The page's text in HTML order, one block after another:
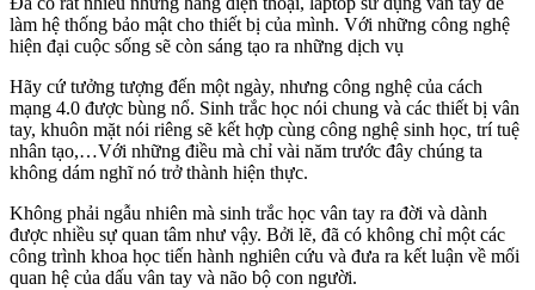
làm hệ thống bảo mật cho thiết bị của mình. Với những công nghệ
hiện đại cuộc sống sẽ còn sáng tạo ra những dịch vụ
Hãy cứ tưởng tượng đến một ngày, nhưng công nghệ của cách
mạng 4.0 được bùng nổ. Sinh trắc học nói chung và các thiết bị vân
tay, khuôn mặt nói riêng sẽ kết hợp cùng công nghệ sinh học, trí tuệ
nhân tạo,…Với những điều mà chỉ vài năm trước đây chúng ta
không dám nghĩ nó trở thành hiện thực.
Không phải ngẫu nhiên mà sinh trắc học vân tay ra đời và dành
được nhiều sự quan tâm như vậy. Bởi lẽ, đã có không chỉ một các
công trình khoa học tiến hành nghiên cứu và đưa ra kết luận về mối
quan hệ của dấu vân tay và não bộ con người.